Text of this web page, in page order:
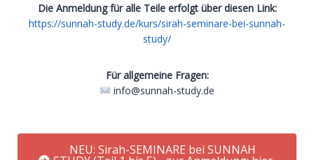
Die Anmeldung für alle Teile erfolgt über diesen Link:
https://sunnah-study.de/kurs/sirah-seminare-bei-sunnah-
study/
Für allgemeine Fragen:
info@sunnah-study.de
NEU: Sirah-SEMINARE bei SUNNAH